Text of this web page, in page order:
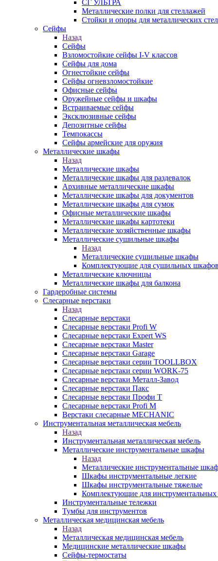
СГ УЛЬТРА
Металлические полки для стеллажей
Стойки и опоры для металлических
Сейфы
Назад
Сейфы
Взломостойкие сейфы I-V классов
Сейфы для дома
Огнестойкие сейфы
Сейфы огневзломостойкие
Офисные сейфы
Оружейные сейфы и шкафы
Встраиваемые сейфы
Эксклюзивные сейфы
Депозитные сейфы
Темпокассы
Сейфы армейские для оружия
Металлические шкафы
Назад
Металлические шкафы
Металлические шкафы для раздевалок
Архивные металлические шкафы
Металлические шкафы для документов
Металлические шкафы для сумок
Офисные металлические шкафы
Металлические шкафы картотеки
Металлические хозяйственные шкафы
Металлические сушильные шкафы
Назад
Металлические сушильные шкафы
Комплектующие для сушильных шкафов
Металлические ключницы
Металлические шкафы для балкона
Гардеробные системы
Слесарные верстаки
Назад
Слесарные верстаки
Слесарные верстаки Profi W
Слесарные верстаки Expert WS
Слесарные верстаки Master
Слесарные верстаки Garage
Слесарные верстаки серии TOOLLBOX
Слесарные верстаки серии WORK-75
Слесарные верстаки Металл-Завод
Слесарные верстаки Пакс
Слесарные верстаки Профи Т
Слесарные верстаки Profi M
Верстаки слесарные MECHANIC
Инструментальная металлическая мебель
Назад
Инструментальная металлическая мебель
Металлические инструментальные шкафы
Назад
Металлические инструментальные
Шкафы инструментальные легкие
Шкафы инструментальные тяжелые
Комплектующие для
Инструментальные тележки
Тумбы для инструментов
Металлическая медицинская мебель
Назад
Металлическая медицинская мебель
Медицинские металлические шкафы
Сейфы-термостаты